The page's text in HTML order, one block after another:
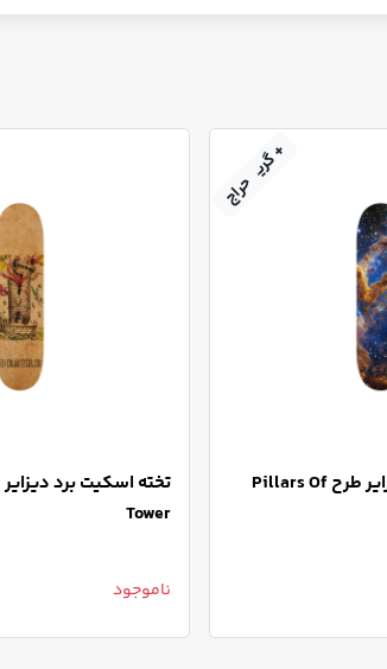
تخته اسکیت برد دیزایر طرح Pillars Of
+ گریپ‌تیپ
حراج
Tower
ناموجود